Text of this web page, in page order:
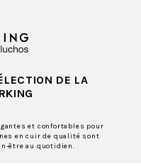
DE LA
et confortables pour
en cuir de qualité sont
être au quotidien.